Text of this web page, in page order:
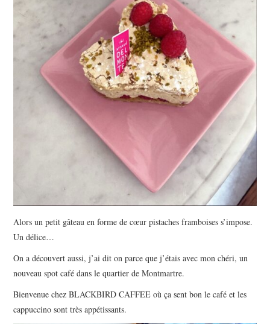
Alors un petit gâteau en forme de cœur pistaches framboises s’impose.
Un délice…
On a découvert aussi, j’ai dit on parce que j’étais avec mon chéri, un
nouveau spot café dans le quartier de Montmartre.
Bienvenue chez BLACKBIRD CAFFEE où ça sent bon le café et les
cappuccino sont très appétissants.